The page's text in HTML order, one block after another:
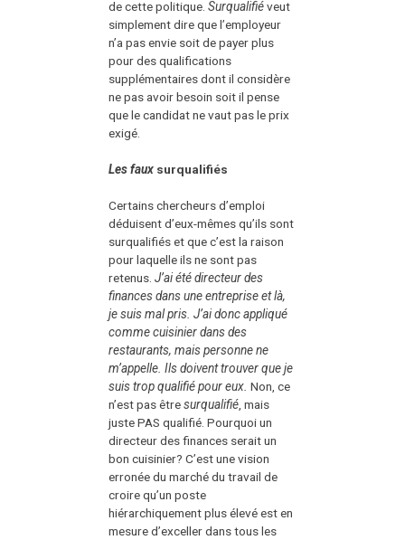
de cette politique. Surqualifiéveut
simplement dire que l’employeur
n’a pas envie soit de payer plus
pour des qualifications
supplémentaires dont il considère
ne pas avoir besoin soit il pense
que le candidat ne vaut pas le prix
exigé.
Les faux surqualifiés
Certains chercheurs d’emploi
déduisent d’eux-mêmes qu’ils sont
surqualifiés et que c’est la raison
pour laquelle ils ne sont pas
retenus. J’ai été directeur des
finances dans une entreprise et là,
je suis mal pris. J’ai donc appliqué
comme cuisinier dans des
restaurants, mais personne ne
m’appelle. Ils doivent trouver que je
suis trop qualifié pour eux. Non, ce
n’est pas êtresurqualifié, mais
juste PAS qualifié. Pourquoi un
directeur des finances serait un
bon cuisinier? C’est une vision
erronée du marché du travail de
croire qu’un poste
hiérarchiquement plus élevé est en
mesure d’exceller dans tous les